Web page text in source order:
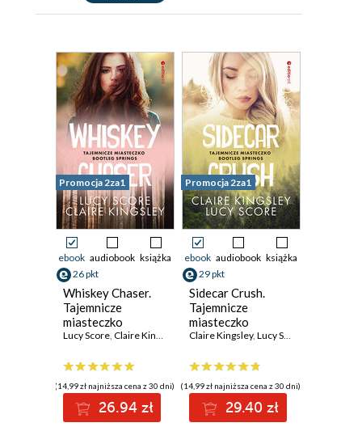
Promocja 2za1
ebook audiobook książka
26 pkt
Whiskey Chaser.
Tajemnicze
miasteczko
Bootleg Springs
Lucy Score, Claire Kingsley
(14,99 zł najniższa cena z 30 dni)
26.94 zł
Promocja 2za1
ebook audiobook książka
29 pkt
Sidecar Crush.
Tajemnicze
miasteczko
Bootleg Springs
Claire Kingsley, Lucy Score
(14,99 zł najniższa cena z 30 dni)
29.40 zł